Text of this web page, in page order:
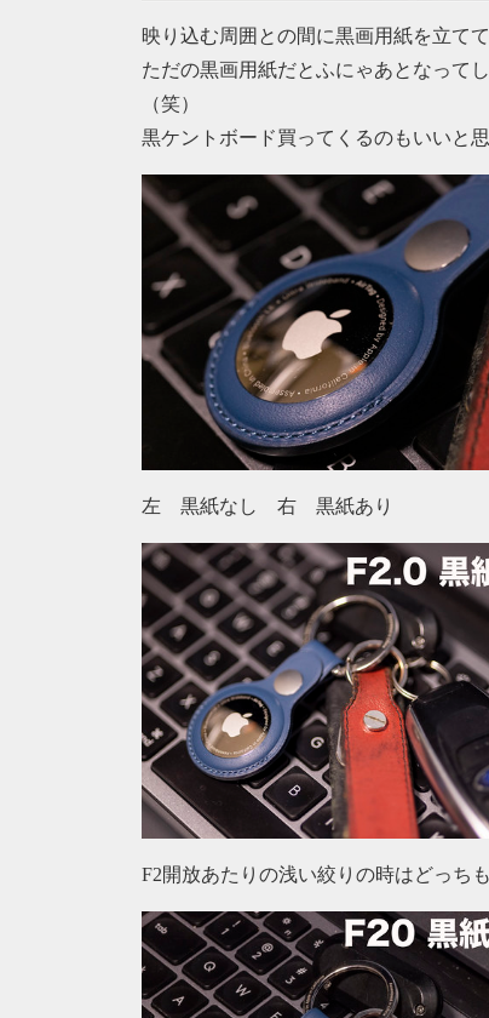
映り込む周囲との間に黒画用紙を立て
ただの黒画用紙だとふにゃあとなって
（笑）
黒ケントボード買ってくるのもいいと思
左 黒紙なし 右 黒紙あり
F2開放あたりの浅い絞りの時はどっち